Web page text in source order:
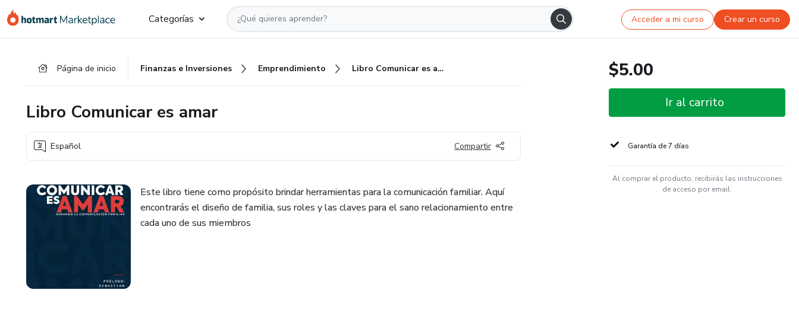
Categorías Acceder a mi curso Crear un curso
Página de inicio Finanzas e Inversiones Emprendimiento Libro Comunicar es amar
Libro Comunicar es amar
Español Compartir
Este libro tiene como propósito brindar herramientas para la comunicación familiar. Aquí
encontrarás el diseño de familia, sus roles y las claves para el sano relacionamiento entre
cada uno de sus miembros
$5.00
Ir al carrito
Garantía de 7 días
Al comprar el producto, recibirás las instrucciones
de acceso por email.